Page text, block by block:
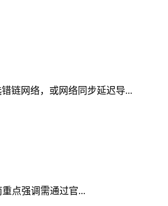
链网络，或网络同步延迟导...
点强调需通过官...